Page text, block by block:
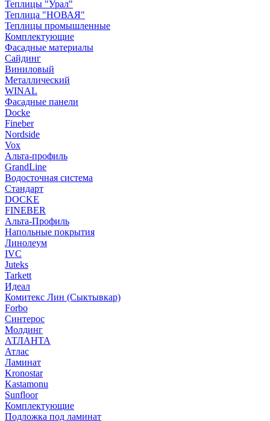
Теплицы "Урал"
Теплица "НОВАЯ"
Теплицы промышленные
Комплектующие
Фасадные материалы
Сайдинг
Виниловый
Металлический
WINAL
Фасадные панели
Docke
Fineber
Nordside
Vox
Альта-профиль
GrandLine
Водосточная система
Стандарт
DOCKE
FINEBER
Альта-Профиль
Напольные покрытия
Линолеум
IVC
Juteks
Tarkett
Идеал
Комитекс Лин (Сыктывкар)
Forbo
Синтерос
Молдинг
АТЛАНТА
Атлас
Ламинат
Kronostar
Kastamonu
Sunfloor
Комплектующие
Подложка под ламинат